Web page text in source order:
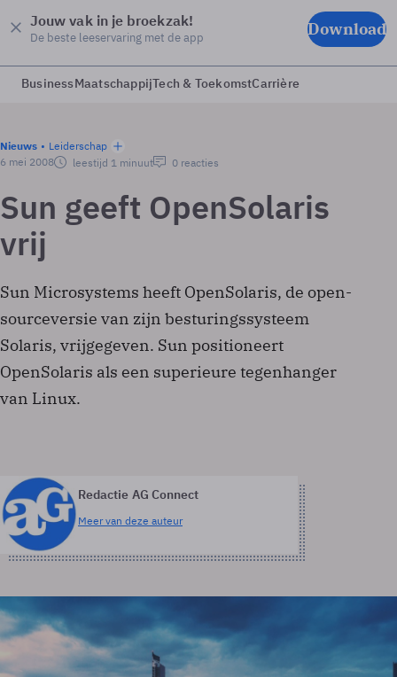
Jouw vak in je broekzak!
De beste leeservaring met de app Download
BusinessMaatschappijTech & ToekomstCarrière
Nieuws
Leiderschap
6 mei 2008
leestijd 1 minuut 0 reacties
Sun geeft OpenSolaris
vrij
Sun Microsystems heeft OpenSolaris, de open-
sourceversie van zijn besturingssysteem
Solaris, vrijgegeven. Sun positioneert
OpenSolaris als een superieure tegenhanger
van Linux.
Redactie AG Connect
Meer van deze auteur